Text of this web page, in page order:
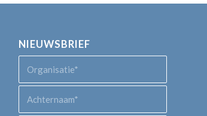
NIEUWSBRIEF